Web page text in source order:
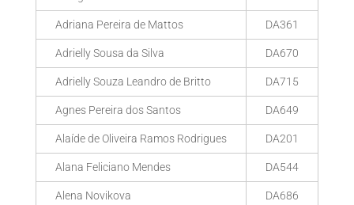
Adriana Pereira de Mattos DA361
Adrielly Sousa da Silva DA670
Adrielly Souza Leandro de Britto DA715
Agnes Pereira dos Santos DA649
Alaíde de Oliveira Ramos Rodrigues DA201
Alana Feliciano Mendes DA544
Alena Novikova DA686